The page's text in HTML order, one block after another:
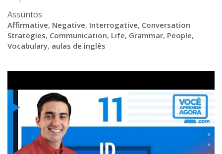
Assuntos
Affirmative, Negative, Interrogative, Conversation
Strategies, Communication, Life, Grammar, People,
Vocabulary, aulas de inglês